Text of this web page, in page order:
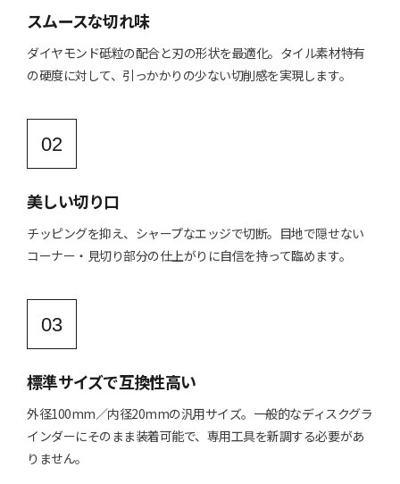
スムースな切れ味
ダイヤモンド砥粒の配合と刃の形状を最適化。タイル素材特有
の硬度に対して、引っかかりの少ない切削感を実現します。
02
美しい切り口
チッピングを抑え、シャープなエッジで切断。目地で隠せない
コーナー・見切り部分の仕上がりに自信を持って臨めます。
03
標準サイズで互換性高い
外径100mm／内径20mmの汎用サイズ。一般的なディスクグラ
インダーにそのまま装着可能で、専用工具を新調する必要があ
りません。